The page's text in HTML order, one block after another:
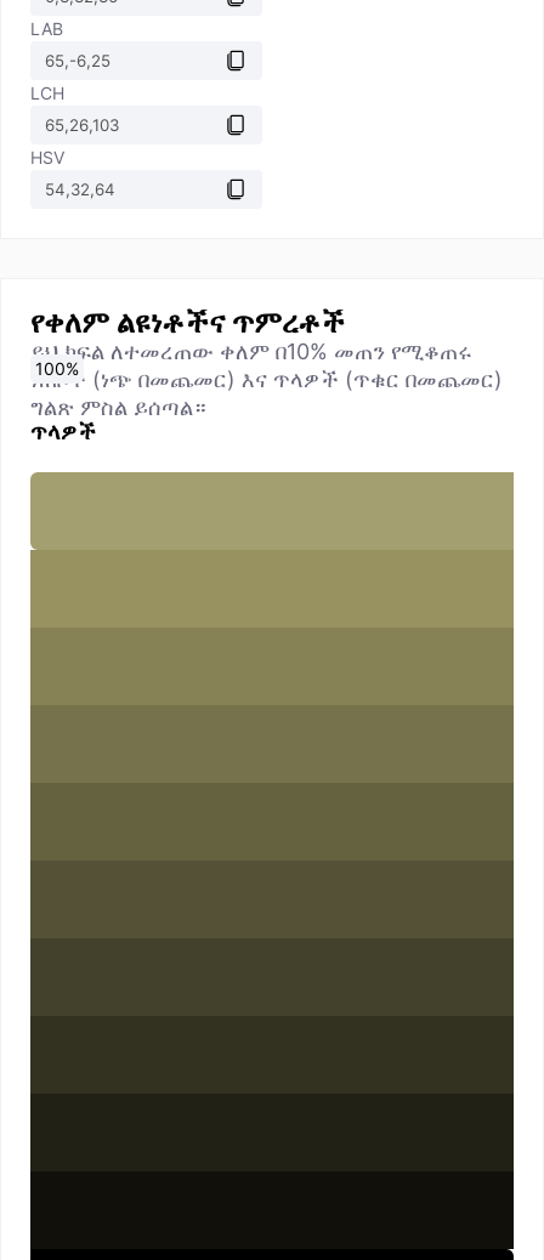
LAB
LCH
HSV
የቀለም ልዩነቶችና ጥምረቶች
ይህ ክፍል ለተመረጠው ቀለም በ10% መጠን የሚቆጠሩ
ነጠቦች (ነጭ በመጨመር) እና ጥላዎች (ጥቁር በመጨመር)
ግልጽ ምስል ይሰጣል።
ጥላዎች
0%
10%
20%
30%
40%
50%
60%
70%
80%
90%
100%